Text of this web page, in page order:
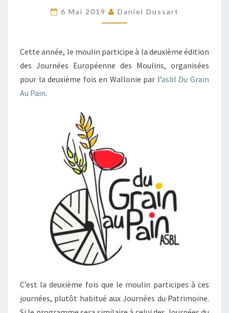
2019
6 Mai 2019 Daniel Dussart
Cette année, le moulin participe à la deuxième édition
des Journées Européenne des Moulins, organisées
pour la deuxième fois en Wallonie par l’asbl Du Grain
Au Pain.
C’est la deuxième fois que le moulin participes à ces
journées, plutôt habitué aux Journées du Patrimoine.